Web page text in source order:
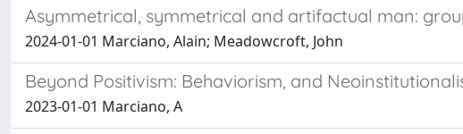
Asymmetrical, symmetrical and artifactual man:
2024-01-01 Marciano, Alain; Meadowcroft, John
Beyond Positivism: Behaviorism, and
2023-01-01 Marciano, A